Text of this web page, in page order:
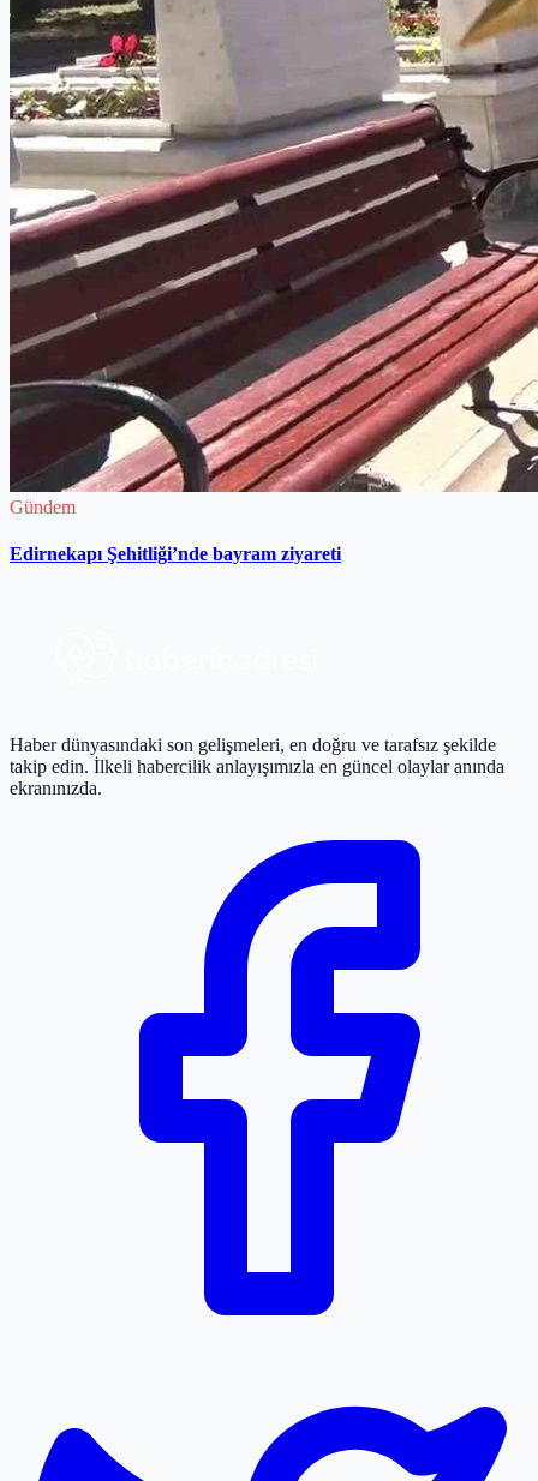
Gündem
Edirnekapı Şehitliği’nde bayram ziyareti
Haber dünyasındaki son gelişmeleri, en doğru ve tarafsız şekilde
takip edin. İlkeli habercilik anlayışımızla en güncel olaylar anında
ekranınızda.